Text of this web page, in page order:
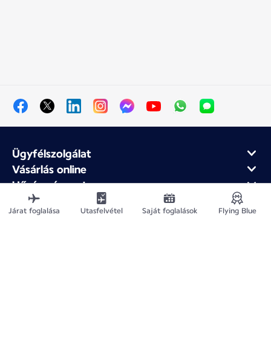
Ügyfélszolgálat
Vásárlás online
Hűség- és partnerprogram
Az Air France-ról
Air France mobilalkalmazás
Járat foglalása Utasfelvétel Saját foglalások Flying Blue